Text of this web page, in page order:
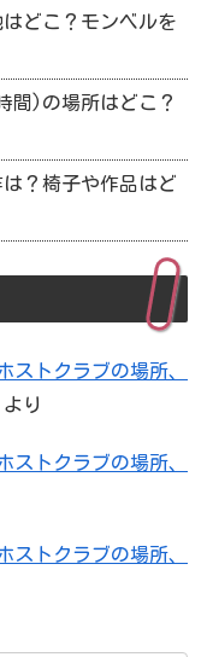
どこ？モンベルを
間)の場所はどこ？
？椅子や作品はど
トクラブの場所、
より
トクラブの場所、
トクラブの場所、